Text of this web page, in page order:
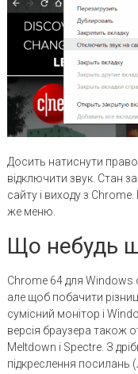
Досить натиснути
відключити звук. Стан
сайту і виходу з
же меню.
Що небудь
Chrome 64 для Windows
але щоб побачити
сумісний монітор і
версія браузера також
Meltdown і Spectre. З
підкреслення посилань